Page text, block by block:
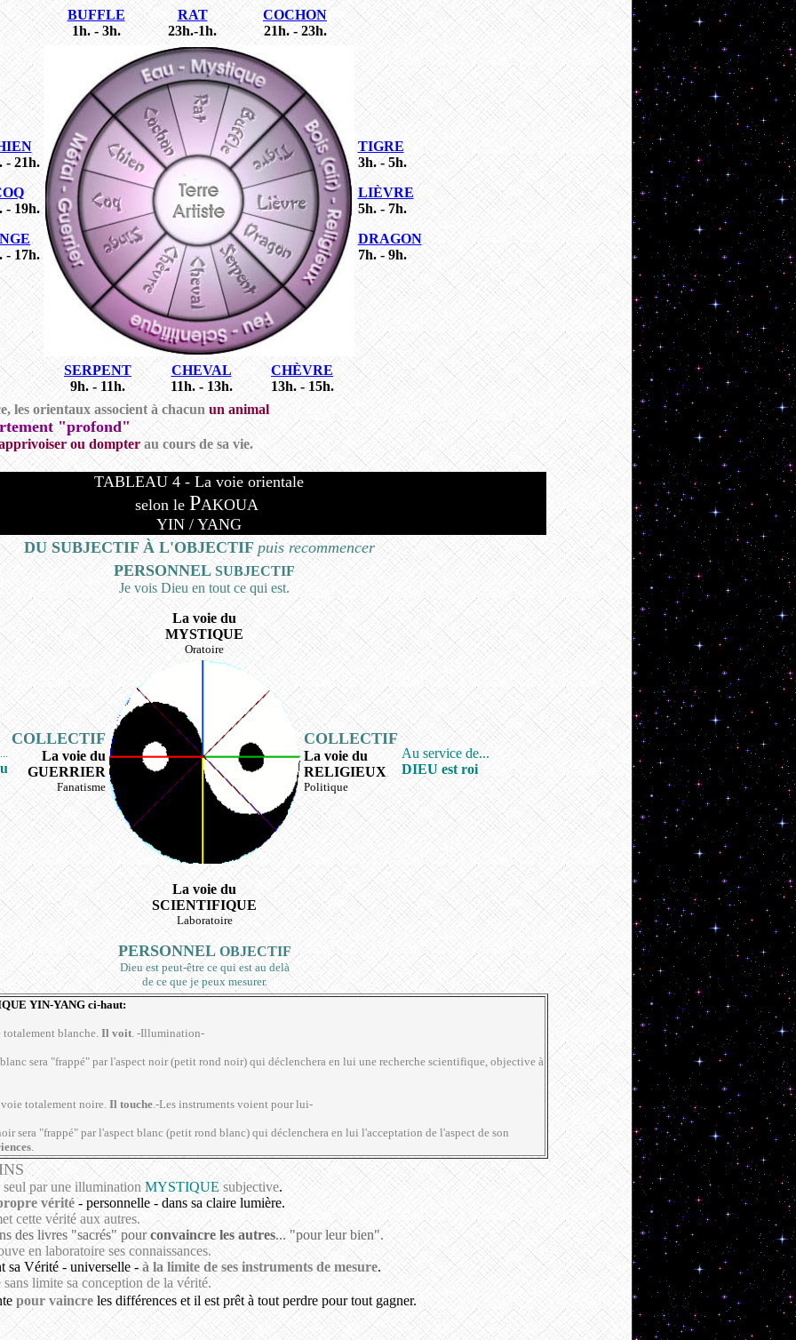
BUFFLE
1h. - 3h.
RAT
23h.-1h.
COCHON
21h. - 23h.
- 21h.
- 19h.
- 17h.
TIGRE
3h. - 5h.
LIÈVRE
5h. - 7h.
DRAGON
7h. - 9h.
SERPENT
9h. - 11h.
CHEVAL
11h. - 13h.
CHÈVRE
13h. - 15h.
les orientaux associent à chacun un animal
"profond"
ou dompterau cours de sa vie.
TABLEAU 4 - La voie orientale
selon le PAKOUA
YIN / YANG
DU SUBJECTIF À L'OBJECTIF puis recommencer
PERSONNEL SUBJECTIF
Je vois Dieu en tout ce qui est.
La voie du
MYSTIQUE
Oratoire
COLLECTIF
La voie du
GUERRIER
Fanatisme
COLLECTIF
La voie du
RELIGIEUX
Politique
Au service de...
DIEU est roi
La voie du
SCIENTIFIQUE
Laboratoire
PERSONNELOBJECTIF
Dieu est peut-être ce qui est au delà
de ce que je peux mesurer.
YIN-YANG ci-haut:
blanche. Il voit. -Illumination-
sera "frappé" par l'aspect noir (petit rond noir) qui déclenchera en lui une recherche scientifique, objective à
totalement noire.Il touche.-Les instruments voient pour lui-
sera "frappé" par l'aspect blanc (petit rond blanc) qui déclenchera en lui l'acceptation de l'aspect de son
.
par une illumination MYSTIQUE subjective.
vérité- personnelle - dans sa claire lumière.
cette vérité aux autres.
des livres "sacrés" pourconvaincre les autres... "pour leur bien".
en laboratoire ses connaissances.
sa Vérité - universelle -à la limite de ses instruments de mesure.
sans limite sa conception de la vérité.
pour vaincreles différences et il est prêt à tout perdre pour tout gagner.